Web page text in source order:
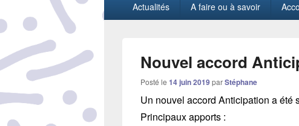
principalActualités A faire ou à savoir
Nouvel accord
Posté le 14 juin 2019parStéphane
Un nouvel accord Anticipation a été
Principaux apports :